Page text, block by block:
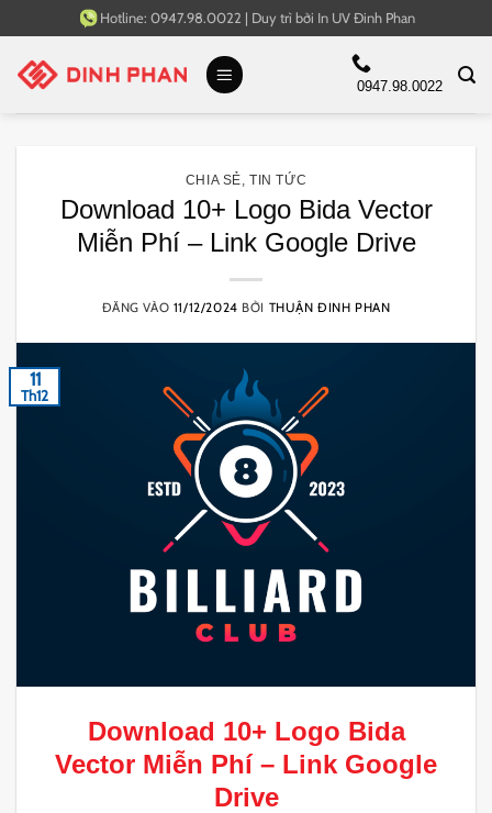
qua
nội
Hotline: 0947.98.0022 | Duy trì bởi In UV Đinh Phan
0947.98.0022
CHIA SẺ ,TIN TỨC
Download 10+ Logo Bida Vector
Miễn Phí – Link Google Drive
ĐĂNG VÀO 11/12/2024 BỞI THUẬN ĐINH PHAN
11
Th12
Download 10+ Logo Bida
Vector Miễn Phí – Link Google
Drive